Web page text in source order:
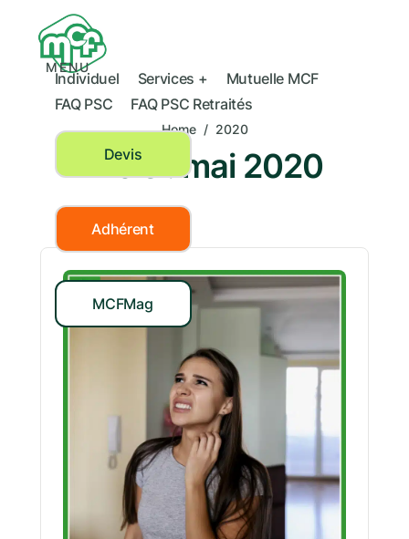
MENU
Individuel Services +
Mutuelle MCF
FAQ PSC
FAQ PSC Retraités
Devis
Adhérent
MCFMag
Home / 2020
Mois :mai 2020